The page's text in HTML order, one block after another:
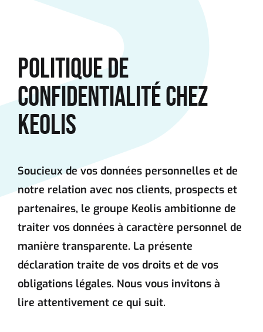
Aller au contenu principal
POLITIQUE DE
CONFIDENTIALITÉ CHEZ
KEOLIS
Soucieux de vos données personnelles et de
notre relation avec nos clients, prospects et
partenaires, le groupe Keolis ambitionne de
traiter vos données à caractère personnel de
manière transparente. La présente
déclaration traite de vos droits et de vos
obligations légales. Nous vous invitons à
lire attentivement ce qui suit.